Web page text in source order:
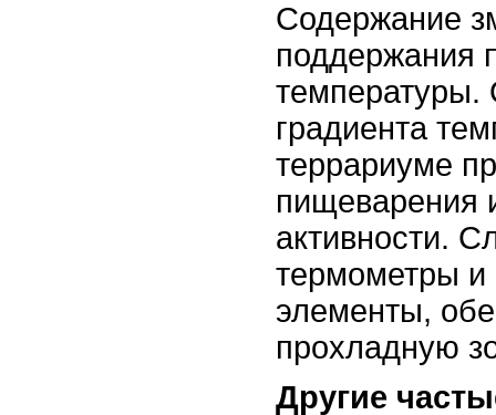
Содержание
поддержания
температуры.
градиента
террариуме
пищеварения
активности.
термометры и
элементы,
прохладную
Другие